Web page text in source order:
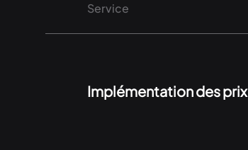
Service
Implémentation des prix